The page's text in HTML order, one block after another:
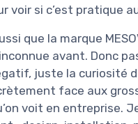
voir si c’est pratique
que la marque
avant. Donc
juste la curiosité
face aux
voit en entreprise.